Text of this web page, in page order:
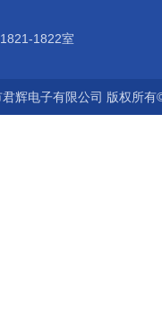
1822室
君辉电子有限公司 版权所